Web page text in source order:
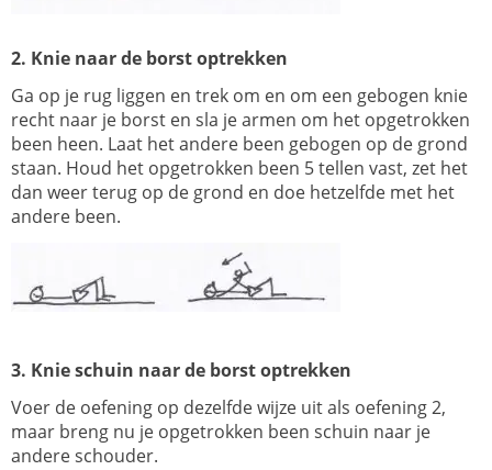
2. Knie naar de borst optrekken
Ga op je rug liggen en trek om en om een gebogen knie
recht naar je borst en sla je armen om het opgetrokken
been heen. Laat het andere been gebogen op de grond
staan. Houd het opgetrokken been 5 tellen vast, zet het
dan weer terug op de grond en doe hetzelfde met het
andere been.
3. Knie schuin naar de borst optrekken
Voer de oefening op dezelfde wijze uit als oefening 2,
maar breng nu je opgetrokken been schuin naar je
andere schouder.